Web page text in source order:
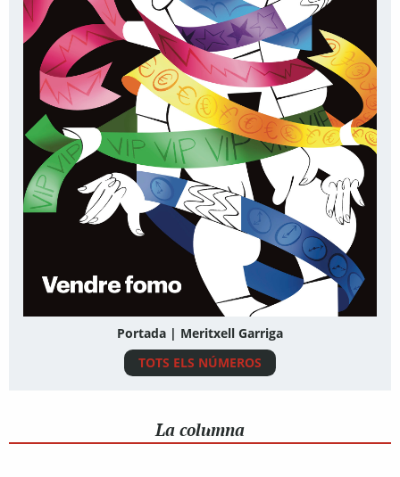
Portada | Meritxell Garriga
TOTS ELS NÚMEROS
La columna